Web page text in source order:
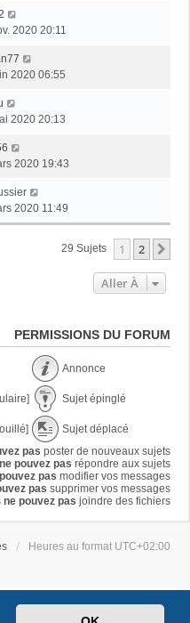
2020 20:11
2020 06:55
2020 20:13
2020 19:43
2020 11:49
29 Sujets 1 2
Aller À
PERMISSIONS DU FORUM
n
o
c
e
Annonce
u
e
t
é
p
i
n
l
Sujet épinglé
S
u
j
e
t
é
l
Sujet déplacé
pas poster de nouveaux sujets
ne pouvez pas répondre aux sujets
pas modifier vos messages
pas supprimer vos messages
ne pouvez pas joindre des fichiers
Heures au format UTC+02:00